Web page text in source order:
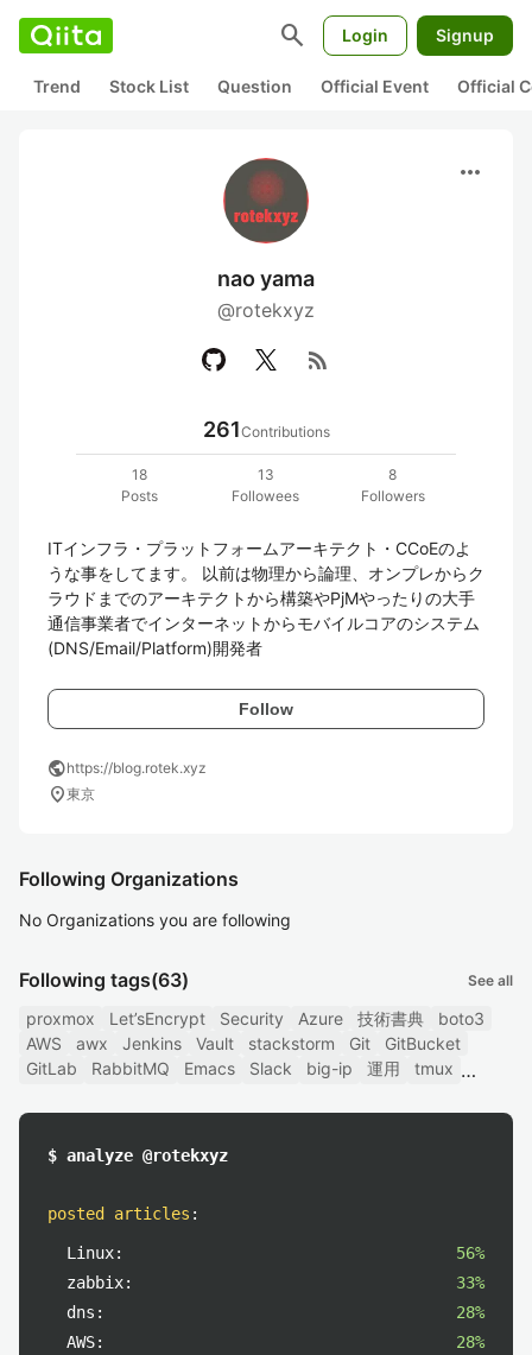
search Login Signup
Trend Stock List Question Official Event Official
more_horiz
nao yama
@rotekxyz
rss_feed
261Contributions
18
Posts
13
Followees
8
Followers
ITインフラ・プラットフォームアーキテクト・CCoEのよ
うな事をしてます。 以前は物理から論理、オンプレからク
ラウドまでのアーキテクトから構築やPjMやったりの大手
通信事業者でインターネットからモバイルコアのシステム
(DNS/Email/Platform)開発者
Follow
publichttps://blog.rotek.xyz
location_on東京
Following Organizations
No Organizations you are following
Following tags(63) See all
proxmox Let’sEncrypt Security Azure 技術書典
boto3
AWS
awx Jenkins Vault stackstorm Git
GitBucket
GitLab
RabbitMQ Emacs Slack big-ip 運用 tmux
$ analyze @rotekxyz
posted articles :
Linux:
56%
zabbix:
33%
dns:
28%
AWS:
28%